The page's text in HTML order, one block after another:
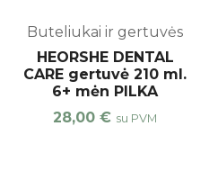
Buteliukai ir gertuvės
HEORSHE DENTAL
CARE gertuvė 210 ml.
6+ mėn PILKA
28,00€ su PVM